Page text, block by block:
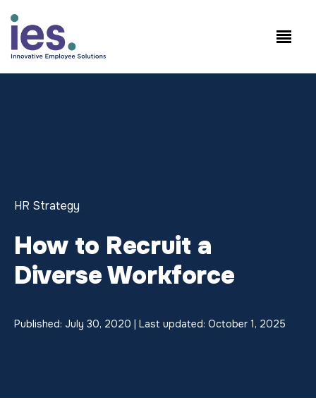
员工
HR Strategy
How to Recruit a
Diverse Workforce
Published: July 30, 2020 | Last updated: October 1, 2025